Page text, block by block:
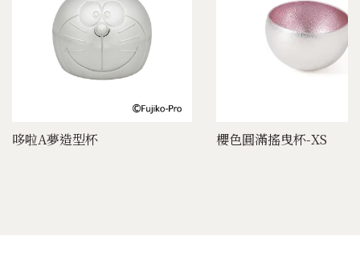
哆啦A夢造型杯 櫻色圓滿搖曳杯-XS